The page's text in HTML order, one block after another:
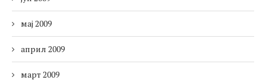
мај 2009
април 2009
март 2009